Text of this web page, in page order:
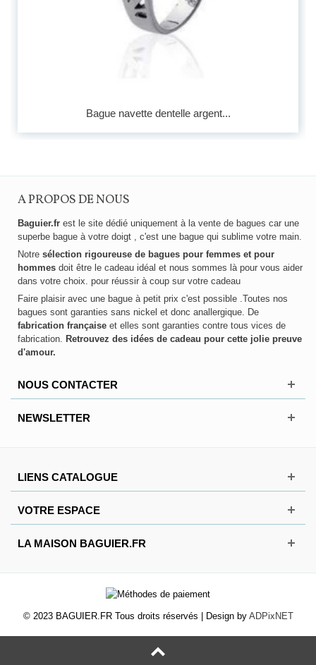
Bague navette dentelle argent...
A PROPOS DE NOUS
Baguier.fr est le site dédié uniquement à la vente de bagues car une
superbe bague à votre doigt , c'est une bague qui sublime votre main.
Notre sélection rigoureuse de bagues pour femmes et pour
hommes doit être le cadeau idéal et nous sommes là pour vous aider
dans votre choix. pour réussir à coup sur votre cadeau
Faire plaisir avec une bague à petit prix c'est possible .Toutes nos
bagues sont garanties sans nickel et donc anallergique. De
fabrication française et elles sont garanties contre tous vices de
fabrication. Retrouvez des idées de cadeau pour cette jolie preuve
d'amour.
NOUS CONTACTER
NEWSLETTER
LIENS CATALOGUE
VOTRE ESPACE
LA MAISON BAGUIER.FR
© 2023 BAGUIER.FR Tous droits réservés | Design by ADPixNET